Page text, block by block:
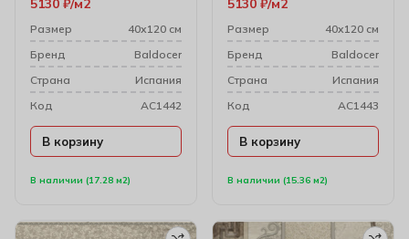
В наличии (17.28 м2)
5130 ₽ м2
Размер
40х120 см
Бренд
Baldocer
Cтрана
Испания
Код
AC1442
В корзину
В наличии (15.36 м2)
5130 ₽ м2
Размер
40х120 см
Бренд
Baldocer
Cтрана
Испания
Код
AC1443
В корзину